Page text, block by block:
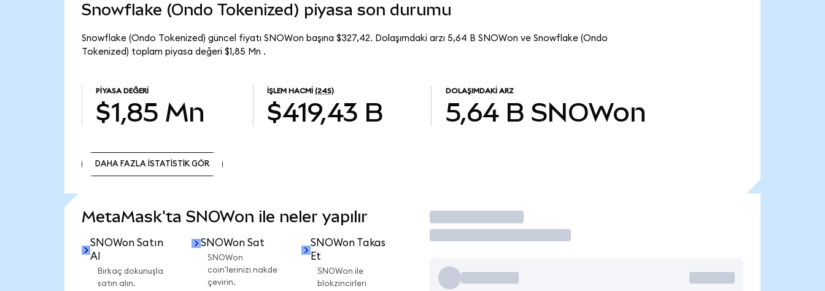
Snowflake (Ondo Tokenized) piyasa son durumu
Snowflake (Ondo Tokenized) güncel fiyatı SNOWon başına $327,42. Dolaşımdaki arzı 5,64 B SNOWon ve Snowflake (Ondo
Tokenized) toplam piyasa değeri $1,85 Mn .
PIYASA DEĞERI
$1,85 Mn
İŞLEM HACMI (24S)
$419,43 B
DOLAŞIMDAKI ARZ
5,64 B SNOWon
DAHA FAZLA İSTATİSTİK GÖR
MetaMask'ta SNOWon ile neler yapılır
SNOWon Satın
Al
Birkaç dokunuşla
satın alın.
SNOWon Sat
SNOWon
coin'lerinizi nakde
çevirin.
SNOWon Takas
Et
SNOWon ile
blokzincirleri
İşlem Yap